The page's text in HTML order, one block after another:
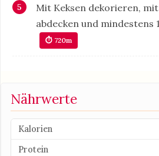
Mit Keksen dekorieren,
abdecken und mindestens
⏱ 720m
Nährwerte
Kalorien
Protein